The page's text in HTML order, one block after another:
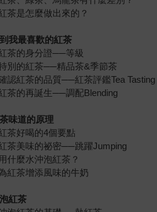
茶是怎麼做出來的？
我最喜歡的紅茶
茶的身分證──等級
別的紅茶──精品茶&季節茶
認紅茶的品質──紅茶評鑑Tea Tasting
茶的再誕生──調配Blending
味道的原理
茶好喝的4個要點
茶美味的祕密──跳躍Jumping
什麼水沖泡紅茶？
紅茶增添風味的牛奶
紅茶